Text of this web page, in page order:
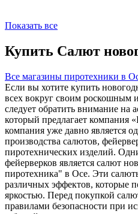
Показать все
Купить Салют
Все магазины пиротехники в
Если вы хотите купить
всех вокруг своим
следует обратить внимание на
который предлагает компания
компания уже давно является
производства салютов,
пиротехнических изделий.
фейерверков является салют
пиротехника" в Осе. Эти
различных эффектов, которые
яркостью. Перед покупкой
правилами безопасности при